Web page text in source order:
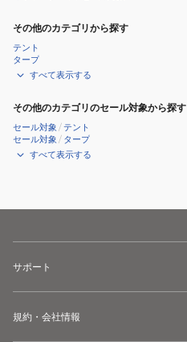
その他のカテゴリから探す
テント
タープ
すべて表示する
その他のカテゴリのセール対象から探す
セール対象 /テント
セール対象 / タープ
すべて表示する
サポート
規約・会社情報